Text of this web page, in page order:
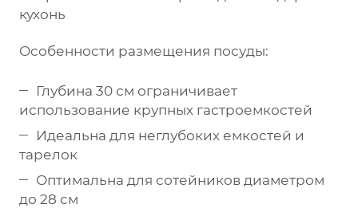
кухонь
Особенности размещения посуды:
Глубина 30 см ограничивает
использование крупных гастроемкостей
Идеальна для неглубоких емкостей и
тарелок
Оптимальна для сотейников диаметром
до 28 см